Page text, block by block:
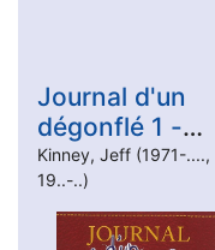
Journal d'un
dégonflé 1 -
Carnet de bord
de Greg Heffley
Kinney, Jeff (1971-....,
19..-..)